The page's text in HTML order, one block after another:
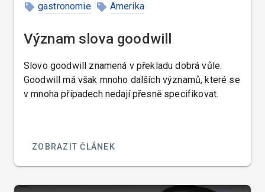
gastronomie Amerika
Význam slova goodwill
Slovo goodwill znamená v překladu dobrá vůle.
Goodwill má však mnoho dalších významů, které se
v mnoha případech nedají přesně specifikovat.
ZOBRAZIT ČLÁNEK